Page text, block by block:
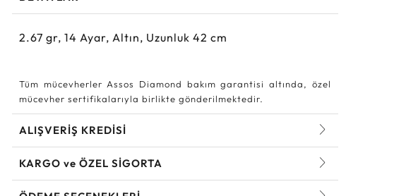
2.67gr,14Ayar, Altın, Uzunluk 42 cm
Tüm mücevherler Assos Diamond bakım garantisi altında, özel
mücevher sertifikalarıyla birlikte gönderilmektedir.
ALIŞVERİŞ KREDİSİ
KARGO ve ÖZEL SİGORTA